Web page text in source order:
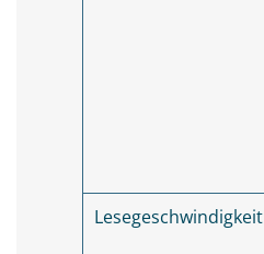
Lesegeschwindigkeit